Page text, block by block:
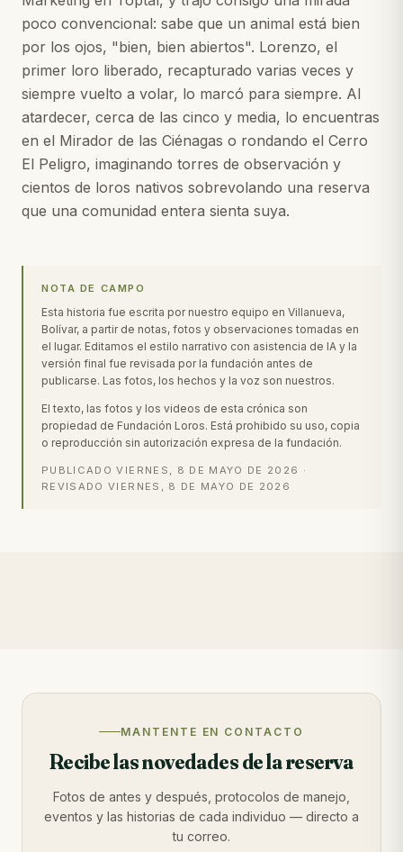
poco convencional: sabe que un animal está bien
por los ojos, "bien, bien abiertos". Lorenzo, el
primer loro liberado, recapturado varias veces y
siempre vuelto a volar, lo marcó para siempre. Al
atardecer, cerca de las cinco y media, lo encuentras
en el Mirador de las Ciénagas o rondando el Cerro
El Peligro, imaginando torres de observación y
cientos de loros nativos sobrevolando una reserva
que una comunidad entera sienta suya.
NOTA DE CAMPO
Esta historia fue escrita por nuestro equipo en Villanueva,
Bolívar, a partir de notas, fotos y observaciones tomadas en
el lugar. Editamos el estilo narrativo con asistencia de IA y la
versión final fue revisada por la fundación antes de
publicarse. Las fotos, los hechos y la voz son nuestros.
El texto, las fotos y los videos de esta crónica son
propiedad de Fundación Loros. Está prohibido su uso, copia
o reproducción sin autorización expresa de la fundación.
PUBLICADO VIERNES, 8 DE MAYO DE 2026 ·
REVISADO VIERNES, 8 DE MAYO DE 2026
MANTENTE EN CONTACTO
Recibe las novedades de la reserva
Fotos de antes y después, protocolos de manejo,
eventos y las historias de cada individuo — directo a
tu correo.